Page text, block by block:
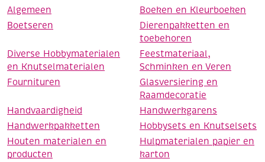
Algemeen
Boeken en Kleurboeken
Boetseren
Dierenpakketten en
toebehoren
Diverse Hobbymaterialen
en Knutselmaterialen
Feestmateriaal,
Schminken en Veren
Fournituren
Glasversiering en
Raamdecoratie
Handvaardigheid
Handwerkgarens
Handwerkpakketten
Hobbysets en Knutselsets
Houten materialen en
producten
Hulpmaterialen papier en
karton